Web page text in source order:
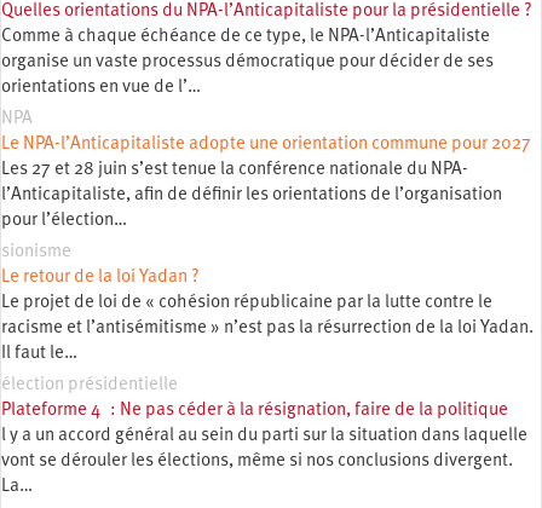
Quelles orientations du NPA-l’Anticapitaliste pour la présidentielle ?
Comme à chaque échéance de ce type, le NPA-l’Anticapitaliste
organise un vaste processus démocratique pour décider de ses
orientations en vue de l’…
NPA
Le NPA-l’Anticapitaliste adopte une orientation commune pour 2027
Les 27 et 28 juin s’est tenue la conférence nationale du NPA-
l’Anticapitaliste, afin de définir les orientations de l’organisation
pour l’élection…
sionisme
Le retour de la loi Yadan ?
Le projet de loi de « cohésion républicaine par la lutte contre le
racisme et l’antisémitisme » n’est pas la résurrection de la loi Yadan.
Il faut le…
élection présidentielle
Plateforme 4 : Ne pas céder à la résignation, faire de la politique
l y a un accord général au sein du parti sur la situation dans laquelle
vont se dérouler les élections, même si nos conclusions divergent.
La…